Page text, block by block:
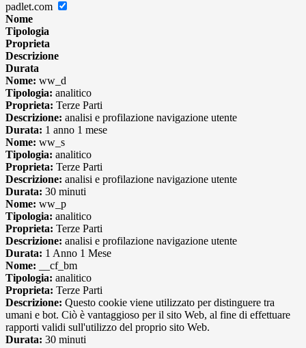
padlet.com
Nome
Tipologia
Proprieta
Descrizione
Durata
Nome: ww_d
Tipologia: analitico
Proprieta: Terze Parti
Descrizione: analisi e profilazione navigazione utente
Durata: 1 anno 1 mese
Nome: ww_s
Tipologia: analitico
Proprieta: Terze Parti
Descrizione: analisi e profilazione navigazione utente
Durata: 30 minuti
Nome: ww_p
Tipologia: analitico
Proprieta: Terze Parti
Descrizione: analisi e profilazione navigazione utente
Durata: 1 Anno 1 Mese
Nome: __cf_bm
Tipologia: analitico
Proprieta: Terze Parti
Descrizione: Questo cookie viene utilizzato per distinguere tra
umani e bot. Ciò è vantaggioso per il sito Web, al fine di effettuare
rapporti validi sull'utilizzo del proprio sito Web.
Durata: 30 minuti